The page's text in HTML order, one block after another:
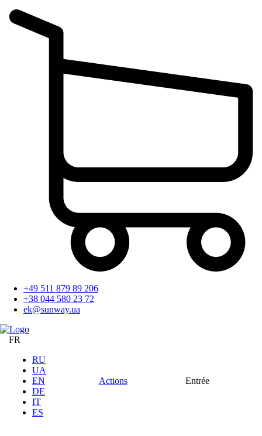
+49 511 879 89 206
+38 044 580 23 72
ek@sunway.ua
FR
RU
UA
EN
DE
IT
ES
Actions Entrée